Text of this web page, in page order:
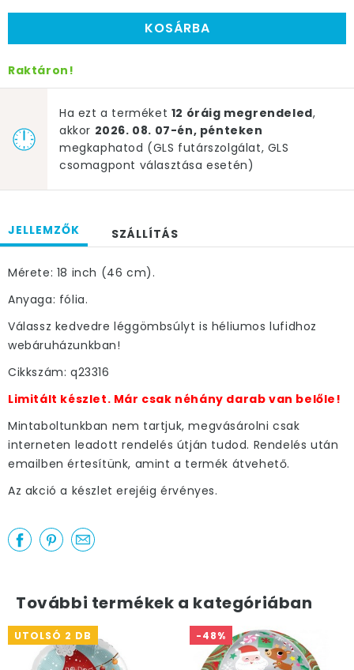
KOSÁRBA
Raktáron!
Ha ezt a terméket 12 óráig megrendeled,
akkor 2026. 08. 07-én, pénteken
megkaphatod (GLS futárszolgálat, GLS
csomagpont választása esetén)
JELLEMZŐK SZÁLLÍTÁS
Mérete: 18 inch (46 cm).
Anyaga: fólia.
Válassz kedvedre léggömbsúlyt is héliumos lufidhoz
webáruházunkban!
Cikkszám: q23316
Limitált készlet. Már csak néhány darab van belőle!
Mintaboltunkban nem tartjuk, megvásárolni csak
interneten leadott rendelés útján tudod. Rendelés után
emailben értesítünk, amint a termék átvehető.
Az akció a készlet erejéig érvényes.
További termékek a kategóriában
UTOLSÓ 2 DB -48%